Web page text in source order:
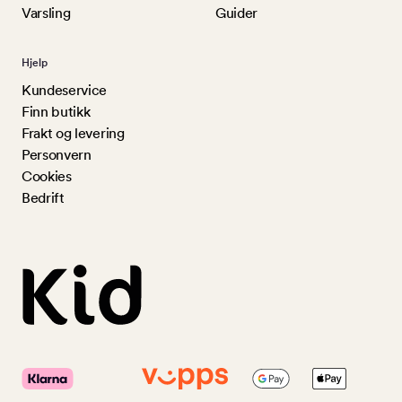
Varsling Guider
Hjelp
Kundeservice
Finn butikk
Frakt og levering
Personvern
Cookies
Bedrift